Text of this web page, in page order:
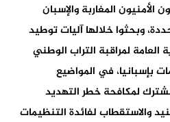
الأمنيون المغاربة والإسبان
وبحثوا خلالها آليات توطيد
العامة لمراقبة التراب الوطني
بإسبانيا، في المواضيع
لمكافحة خطر التهديد
والاستقطاب لفائدة التنظيمات